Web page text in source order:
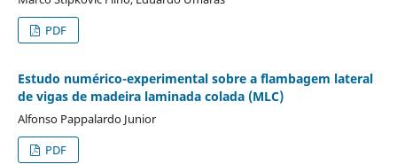
PDF
Estudo numérico-experimental sobre a flambagem lateral
de vigas de madeira laminada colada (MLC)
Alfonso Pappalardo Junior
PDF